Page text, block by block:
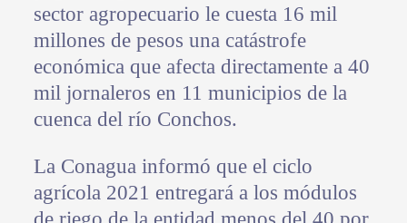
sector agropecuario le cuesta 16 mil
millones de pesos una catástrofe
económica que afecta directamente a 40
mil jornaleros en 11 municipios de la
cuenca del río Conchos.
La Conagua informó que el ciclo
agrícola 2021 entregará a los módulos